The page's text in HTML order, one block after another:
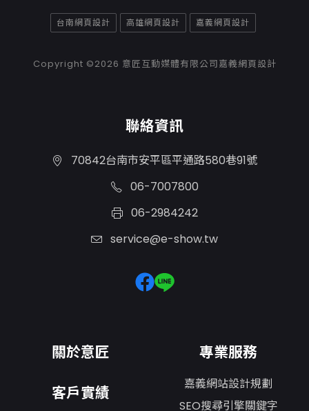
台南網頁設計 高雄網頁設計 嘉義網頁設計
Copyright ©2026 意匠互動媒體有限公司嘉義網頁設計
聯絡資訊
70842台南市安平區平通路580巷91號
06-7007800
06-2984242
service@e-show.tw
關於意匠
客戶實績
專業服務
嘉義網站設計規劃
SEO搜尋引擎關鍵字